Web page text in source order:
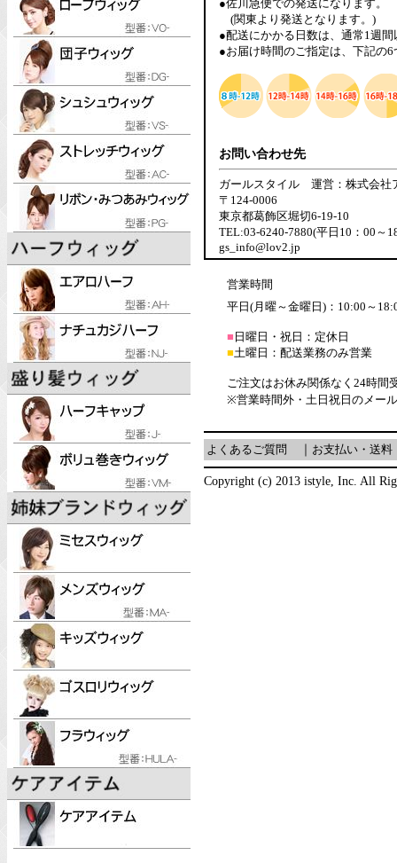
●佐川急便での発送になります。
(関東より発送となります。)
●配送にかかる日数は、通常1週
●お届け時間のご指定は、下記の
お問い合わせ先
ガールスタイル 運営：株式会社
〒124-0006
東京都葛飾区堀切6-19-10
TEL:03-6240-7880(平日10：00～
gs_info@lov2.jp
営業時間
平日(月曜～金曜日)：10:00～
■ 日曜日・祝日：定休日
■土曜日：配送業務のみ営業
ご注文はお休み関係なく24時間
※営業時間外・土日祝日のメー
よくあるご質問 お支払い・送料
Copyright (c) 2013 istyle, Inc. All